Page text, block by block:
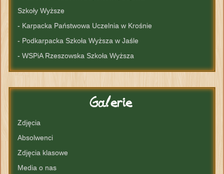
Szkoły Wyższe
- Karpacka Państwowa Uczelnia w Krośnie
- Podkarpacka Szkoła Wyższa w Jaśle
- WSPiA Rzeszowska Szkoła Wyższa
Galerie
Zdjęcia
Absolwenci
Zdjęcia klasowe
Media o nas